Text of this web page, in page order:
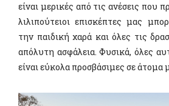
είναι μερικές από τις ανέσεις που
λιλιπούτειοι επισκέπτες μας
την παιδική χαρά και όλες τις
απόλυτη ασφάλεια. Φυσικά, όλες
είναι εύκολα προσβάσιμες σε άτομα